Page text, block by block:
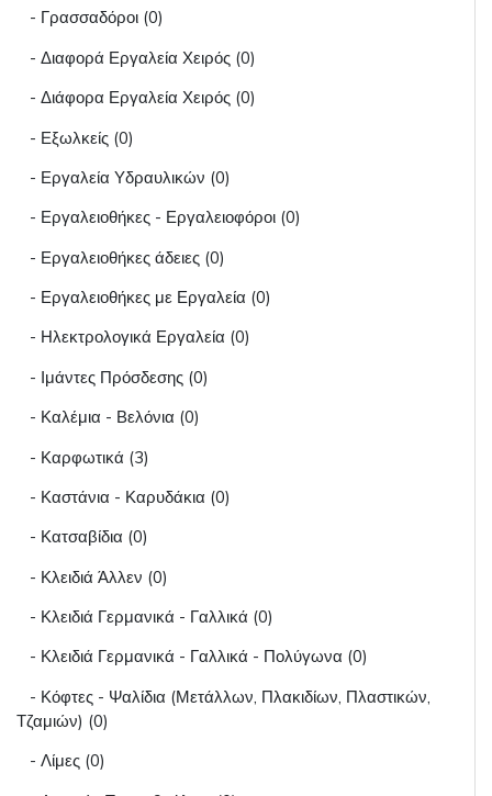
- Γρασσαδόροι (0)
- Διαφορά Εργαλεία Χειρός (0)
- Διάφορα Εργαλεία Χειρός (0)
- Εξωλκείς (0)
- Εργαλεία Υδραυλικών (0)
- Εργαλειοθήκες - Εργαλειοφόροι (0)
- Εργαλειοθήκες άδειες (0)
- Εργαλειοθήκες με Εργαλεία (0)
- Ηλεκτρολογικά Εργαλεία (0)
- Ιμάντες Πρόσδεσης (0)
- Καλέμια - Βελόνια (0)
- Καρφωτικά (3)
- Καστάνια - Καρυδάκια (0)
- Κατσαβίδια (0)
- Κλειδιά Άλλεν (0)
- Κλειδιά Γερμανικά - Γαλλικά (0)
- Κλειδιά Γερμανικά - Γαλλικά - Πολύγωνα (0)
- Κόφτες - Ψαλίδια (Μετάλλων, Πλακιδίων, Πλαστικών,
Τζαμιών) (0)
- Λίμες (0)